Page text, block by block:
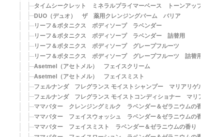
タイムシークレット ミネラルプライマーベース トーンアップ【
DUO（デュオ） ザ 薬用クレンジングバーム バリア
リーフ＆ボタニクス ボディソープ ラベンダー
リーフ＆ボタニクス ボディソープ ラベンダー 詰替用
リーフ＆ボタニクス ボディソープ グレープフルーツ
リーフ＆ボタニクス ボディソープ グレープフルーツ 詰替用
Asetmel（アセトメル） フェイスクリーム
Asetmel（アセトメル） フェイスミスト
フェルナンダ フレグランス モイストシャンプー マリアリゲル
フェルナンダ フレグランス モイストコンディショナー マリアリゲ
ママバター クレンジングミルク ラベンダー＆ゼラニウムの香り
ママバター フェイスウォッシュ ラベンダー＆ゼラニウムの香り
ママバター フェイスミスト ラベンダー＆ゼラニウムの香り